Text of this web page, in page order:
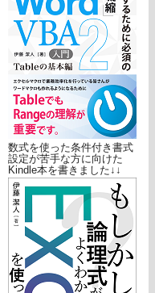
数式を使った条件付き書式
設定が苦手な方に向けた
Kindle本を書きました↓↓